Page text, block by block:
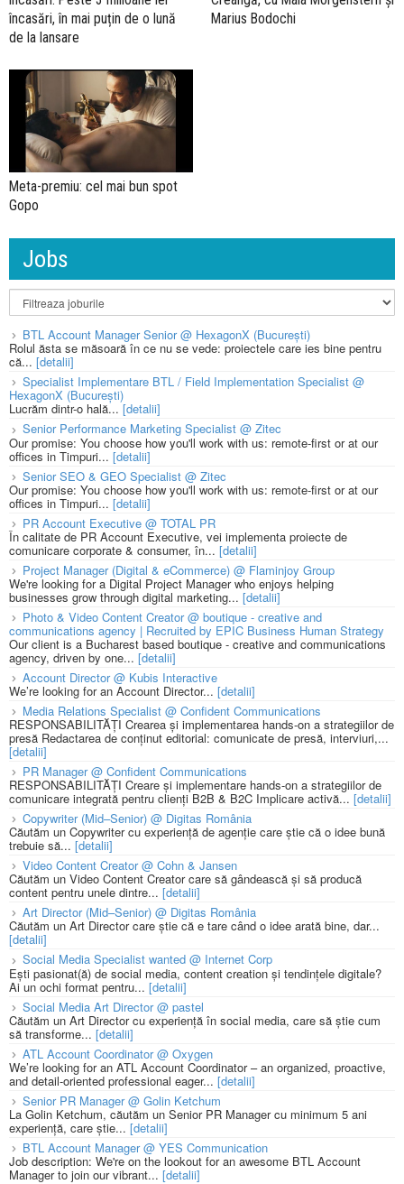
încasări, în mai puțin de o lună
de la lansare
Marius Bodochi
Meta-premiu: cel mai bun spot
Gopo
Jobs
BTL Account Manager Senior @ HexagonX (București)
Rolul ăsta se măsoară în ce nu se vede: proiectele care ies bine pentru
că... [detalii]
Specialist Implementare BTL / Field Implementation Specialist @
HexagonX (București)
Lucrăm dintr-o hală... [detalii]
Senior Performance Marketing Specialist @ Zitec
Our promise: You choose how you'll work with us: remote-first or at our
offices in Timpuri... [detalii]
Senior SEO & GEO Specialist @ Zitec
Our promise: You choose how you'll work with us: remote-first or at our
offices in Timpuri... [detalii]
PR Account Executive @ TOTAL PR
În calitate de PR Account Executive, vei implementa proiecte de
comunicare corporate & consumer, în... [detalii]
Project Manager (Digital & eCommerce) @ Flaminjoy Group
We're looking for a Digital Project Manager who enjoys helping
businesses grow through digital marketing... [detalii]
Photo & Video Content Creator @ boutique - creative and
communications agency | Recruited by EPIC Business Human Strategy
Our client is a Bucharest based boutique - creative and communications
agency, driven by one... [detalii]
Account Director @ Kubis Interactive
We’re looking for an Account Director... [detalii]
Media Relations Specialist @ Confident Communications
RESPONSABILITĂȚI Crearea și implementarea hands-on a strategiilor de
presă Redactarea de conținut editorial: comunicate de presă, interviuri,...
[detalii]
PR Manager @ Confident Communications
RESPONSABILITĂȚI Creare și implementare hands-on a strategiilor de
comunicare integrată pentru clienți B2B & B2C Implicare activă... [detalii]
Copywriter (Mid–Senior) @ Digitas România
Căutăm un Copywriter cu experiență de agenție care știe că o idee bună
trebuie să... [detalii]
Video Content Creator @ Cohn & Jansen
Căutăm un Video Content Creator care să gândească și să producă
content pentru unele dintre... [detalii]
Art Director (Mid–Senior) @ Digitas România
Căutăm un Art Director care știe că e tare când o idee arată bine, dar...
[detalii]
Social Media Specialist wanted @ Internet Corp
Ești pasionat(ă) de social media, content creation și tendințele digitale?
Ai un ochi format pentru... [detalii]
Social Media Art Director @ pastel
Căutăm un Art Director cu experiență în social media, care să știe cum
să transforme... [detalii]
ATL Account Coordinator @ Oxygen
We’re looking for an ATL Account Coordinator – an organized, proactive,
and detail-oriented professional eager... [detalii]
Senior PR Manager @ Golin Ketchum
La Golin Ketchum, căutăm un Senior PR Manager cu minimum 5 ani
experiență, care știe... [detalii]
BTL Account Manager @ YES Communication
Job description: We're on the lookout for an awesome BTL Account
Manager to join our vibrant... [detalii]